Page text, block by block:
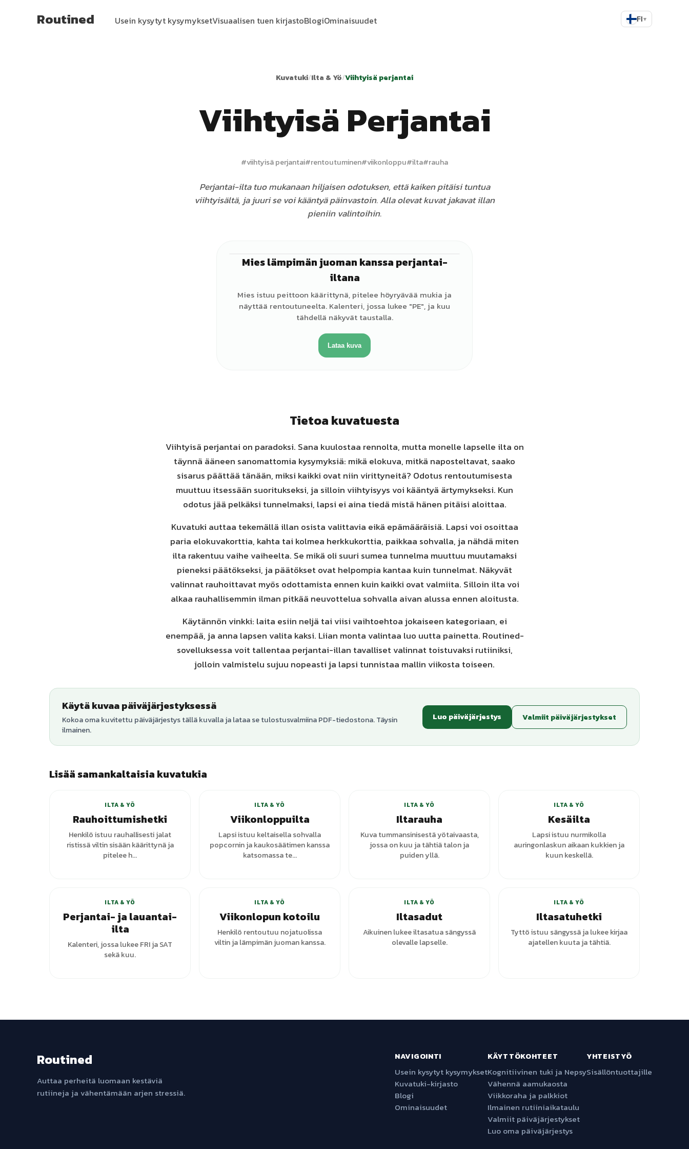
Routined Usein kysytyt kysymyksetVisuaalisen tuen kirjastoBlogiOminaisuudet FI▾
Kuvatuki/Ilta & Yö/Viihtyisä perjantai
Viihtyisä Perjantai
#viihtyisä perjantai#rentoutuminen#viikonloppu#ilta#rauha
Perjantai-ilta tuo mukanaan hiljaisen odotuksen, että kaiken pitäisi tuntua
viihtyisältä, ja juuri se voi kääntyä päinvastoin. Alla olevat kuvat jakavat illan
pieniin valintoihin.
♂
Mies lämpimän juoman kanssa perjantai-
iltana
Mies istuu peittoon käärittynä, pitelee höyryävää mukia ja
näyttää rentoutuneelta. Kalenteri, jossa lukee "PE", ja kuu
tähdellä näkyvät taustalla.
Lataa kuva
Tietoa kuvatuesta
Viihtyisä perjantai on paradoksi. Sana kuulostaa rennolta, mutta monelle lapselle ilta on
täynnä ääneen sanomattomia kysymyksiä: mikä elokuva, mitkä naposteltavat, saako
sisarus päättää tänään, miksi kaikki ovat niin virittyneitä? Odotus rentoutumisesta
muuttuu itsessään suoritukseksi, ja silloin viihtyisyys voi kääntyä ärtymykseksi. Kun
odotus jää pelkäksi tunnelmaksi, lapsi ei aina tiedä mistä hänen pitäisi aloittaa.
Kuvatuki auttaa tekemällä illan osista valittavia eikä epämääräisiä. Lapsi voi osoittaa
paria elokuvakorttia, kahta tai kolmea herkkukorttia, paikkaa sohvalla, ja nähdä miten
ilta rakentuu vaihe vaiheelta. Se mikä oli suuri sumea tunnelma muuttuu muutamaksi
pieneksi päätökseksi, ja päätökset ovat helpompia kantaa kuin tunnelmat. Näkyvät
valinnat rauhoittavat myös odottamista ennen kuin kaikki ovat valmiita. Silloin ilta voi
alkaa rauhallisemmin ilman pitkää neuvottelua sohvalla aivan alussa ennen aloitusta.
Käytännön vinkki: laita esiin neljä tai viisi vaihtoehtoa jokaiseen kategoriaan, ei
enempää, ja anna lapsen valita kaksi. Liian monta valintaa luo uutta painetta. Routined-
sovelluksessa voit tallentaa perjantai-illan tavalliset valinnat toistuvaksi rutiiniksi,
jolloin valmistelu sujuu nopeasti ja lapsi tunnistaa mallin viikosta toiseen.
Käytä kuvaa päiväjärjestyksessä
Kokoa oma kuvitettu päiväjärjestys tällä kuvalla ja lataa se tulostusvalmiina PDF-tiedostona. Täysin
ilmainen.
Luo päiväjärjestys Valmiit päiväjärjestykset
Lisää samankaltaisia kuvatukia
ILTA & YÖ
Rauhoittumishetki
Henkilö istuu rauhallisesti jalat
ristissä viltin sisään käärittynä ja
pitelee h...
ILTA & YÖ
Viikonloppuilta
Lapsi istuu keltaisella sohvalla
popcornin ja kaukosäätimen kanssa
katsomassa te...
ILTA & YÖ
Iltarauha
Kuva tummansinisestä yötaivaasta,
jossa on kuu ja tähtiä talon ja
puiden yllä.
ILTA & YÖ
Kesäilta
Lapsi istuu nurmikolla
auringonlaskun aikaan kukkien ja
kuun keskellä.
ILTA & YÖ
Perjantai- ja lauantai-
ilta
Kalenteri, jossa lukee FRI ja SAT
sekä kuu.
ILTA & YÖ
Viikonlopun kotoilu
Henkilö rentoutuu nojatuolissa
viltin ja lämpimän juoman kanssa.
ILTA & YÖ
Iltasadut
Aikuinen lukee iltasatua sängyssä
olevalle lapselle.
ILTA & YÖ
Iltasatuhetki
Tyttö istuu sängyssä ja lukee kirjaa
ajatellen kuuta ja tähtiä.
Routined
Auttaa perheitä luomaan kestäviä
rutiineja ja vähentämään arjen stressiä.
NAVIGOINTI
Usein kysytyt kysymykset
Kuvatuki-kirjasto
Blogi
Ominaisuudet
KÄYTTÖKOHTEET
Kognitiivinen tuki ja Nepsy
Vähennä aamukaosta
Viikkoraha ja palkkiot
Ilmainen rutiiniaikataulu
Valmiit päiväjärjestykset
Luo oma päiväjärjestys
YHTEISTYÖ
Sisällöntuottajille